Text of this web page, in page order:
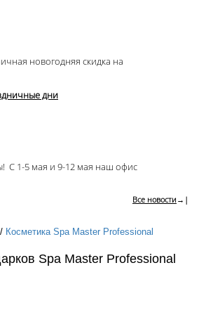
новогодняя скидка на
дни
С 1-5 мая и 9-12 мая наш офис
Все новости →|
/ Косметика Spa Master Professional
Spa Master Professional